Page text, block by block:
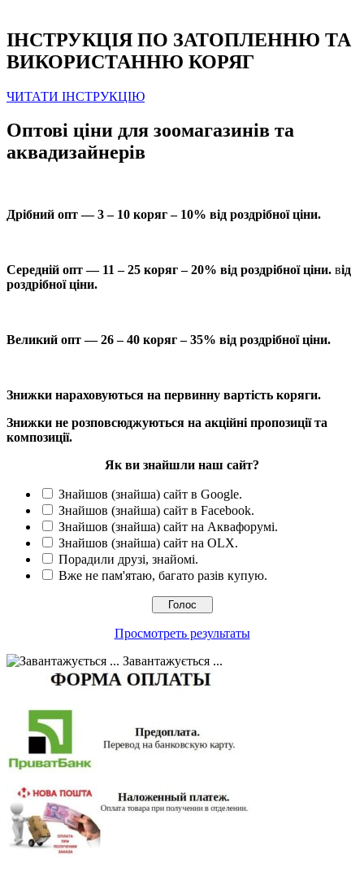
ІНСТРУКЦІЯ ПО ЗАТОПЛЕННЮ ТА
ВИКОРИСТАННЮ КОРЯГ
ЧИТАТИ ІНСТРУКЦІЮ
Оптові ціни для зоомагазинів та
аквадизайнерів
Дрібний опт — 3 – 10 коряг – 10% від роздрібної ціни.
Середній опт — 11 – 25 коряг – 20% від роздрібної ціни. від
роздрібної ціни.
Великий опт — 26 – 40 коряг – 35% від роздрібної ціни.
Знижки нараховуються на первинну вартість коряги.
Знижки не розповсюджуються на акційні пропозиції та
композиції.
Як ви знайшли наш сайт?
Знайшов (знайша) сайт в Google.
Знайшов (знайша) сайт в Facebook.
Знайшов (знайша) сайт на Аквафорумі.
Знайшов (знайша) сайт на OLX.
Порадили друзі, знайомі.
Вже не пам'ятаю, багато разів купую.
Просмотреть результаты
Завантажується ...